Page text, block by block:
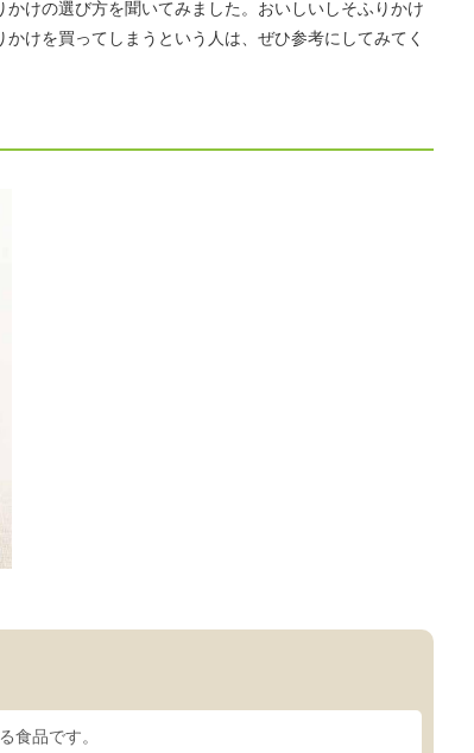
けの選び方を聞いてみました。おいしいしそふりかけ
けを買ってしまうという人は、ぜひ参考にしてみてく
食品です。